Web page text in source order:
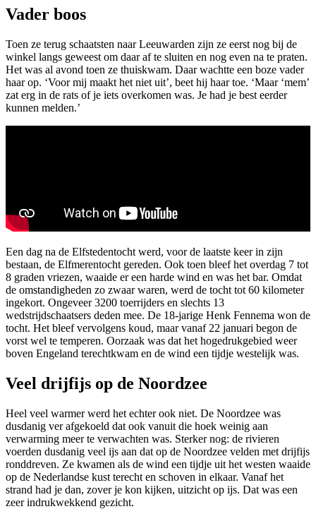
Vader boos
Toen ze terug schaatsten naar Leeuwarden zijn ze eerst nog bij de
winkel langs geweest om daar af te sluiten en nog even na te praten.
Het was al avond toen ze thuiskwam. Daar wachtte een boze vader
haar op. ‘Voor mij maakt het niet uit’, beet hij haar toe. ‘Maar ‘mem’
zat erg in de rats of je iets overkomen was. Je had je best eerder
kunnen melden.’
Een dag na de Elfstedentocht werd, voor de laatste keer in zijn
bestaan, de Elfmerentocht gereden. Ook toen bleef het overdag 7 tot
8 graden vriezen, waaide er een harde wind en was het bar. Omdat
de omstandigheden zo zwaar waren, werd de tocht tot 60 kilometer
ingekort. Ongeveer 3200 toerrijders en slechts 13
wedstrijdschaatsers deden mee. De 18-jarige Henk Fennema won de
tocht. Het bleef vervolgens koud, maar vanaf 22 januari begon de
vorst wel te temperen. Oorzaak was dat het hogedrukgebied weer
boven Engeland terechtkwam en de wind een tijdje westelijk was.
Veel drijfijs op de Noordzee
Heel veel warmer werd het echter ook niet. De Noordzee was
dusdanig ver afgekoeld dat ook vanuit die hoek weinig aan
verwarming meer te verwachten was. Sterker nog: de rivieren
voerden dusdanig veel ijs aan dat op de Noordzee velden met drijfijs
ronddreven. Ze kwamen als de wind een tijdje uit het westen waaide
op de Nederlandse kust terecht en schoven in elkaar. Vanaf het
strand had je dan, zover je kon kijken, uitzicht op ijs. Dat was een
zeer indrukwekkend gezicht.